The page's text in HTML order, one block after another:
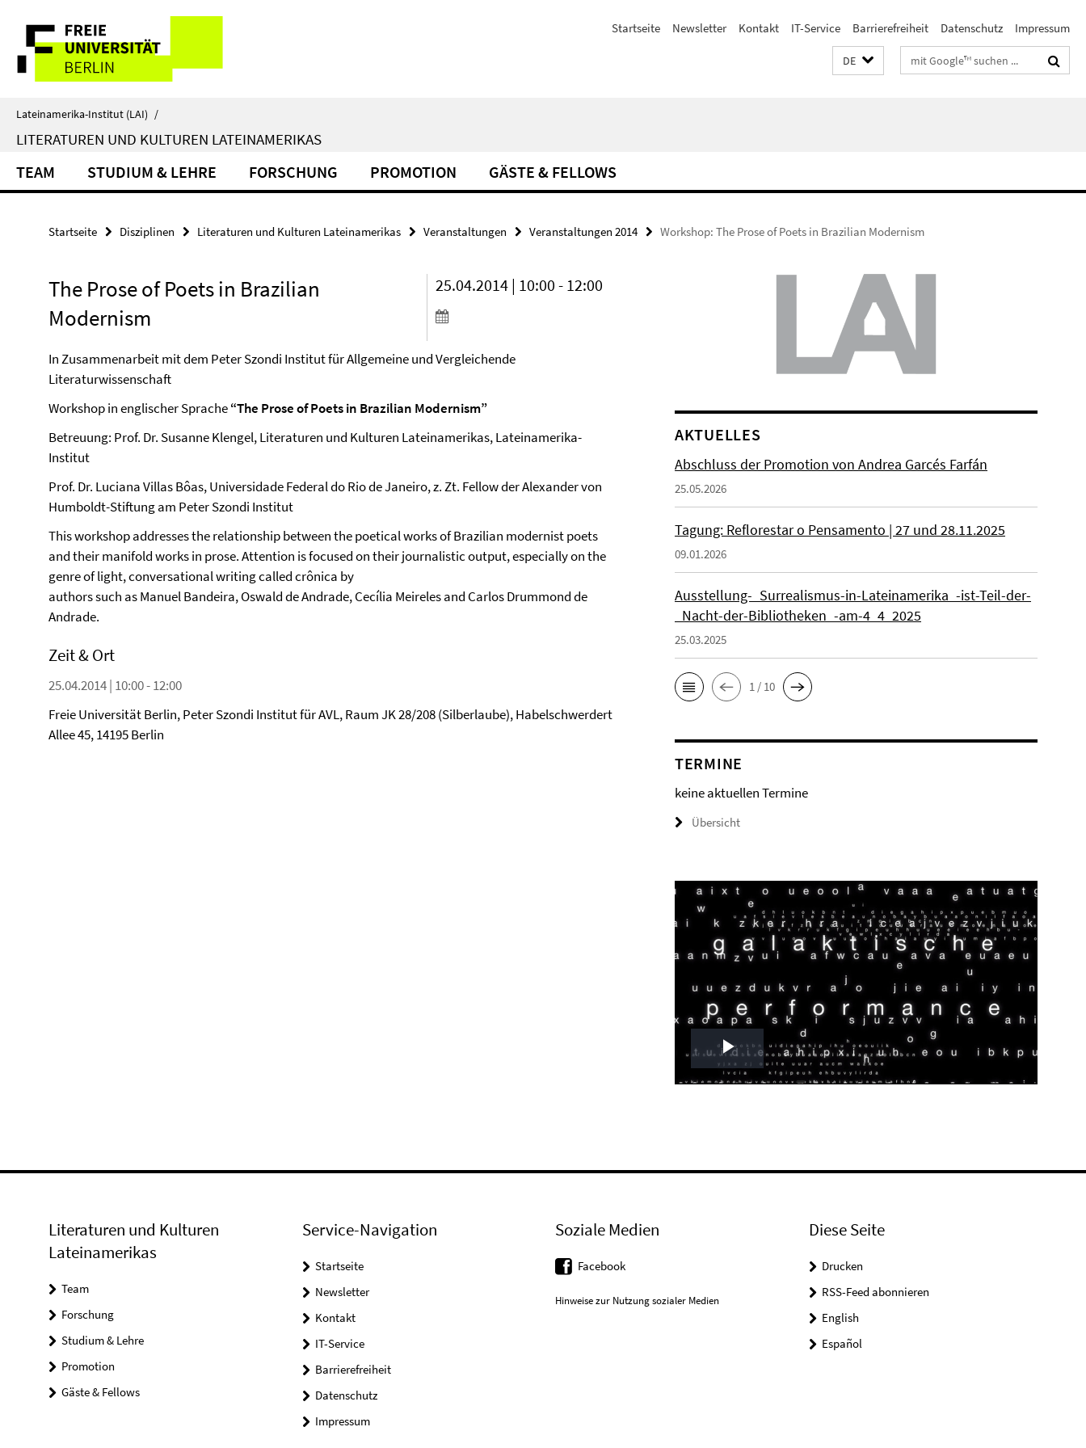
direkt
Inhalt
Service-
Navigation
Startseite Newsletter Kontakt IT-Service Barrierefreiheit Datenschutz Impressum
DE Suchbegriffe
Lateinamerika-Institut (LAI) /
LITERATUREN UND KULTUREN LATEINAMERIKAS
TEAM STUDIUM & LEHRE FORSCHUNG PROMOTION GÄSTE & FELLOWS
Startseite Disziplinen Literaturen und Kulturen Lateinamerikas Veranstaltungen Veranstaltungen 2014 Workshop: The Prose of Poets in Brazilian Modernism
The Prose of Poets in Brazilian
Modernism
25.04.2014 | 10:00 - 12:00
In Zusammenarbeit mit dem Peter Szondi Institut für Allgemeine und Vergleichende
Literaturwissenschaft
Workshop in englischer Sprache“The Prose of Poets in Brazilian Modernism”
Betreuung: Prof. Dr. Susanne Klengel, Literaturen und Kulturen Lateinamerikas, Lateinamerika-
Institut
Prof. Dr. Luciana Villas Bôas, Universidade Federal do Rio de Janeiro, z. Zt. Fellow der Alexander von
Humboldt-Stiftung am Peter Szondi Institut
This workshop addresses the relationship between the poetical works of Brazilian modernist poets
and their manifold works in prose. Attention is focused on their journalistic output, especially on the
genre of light, conversational writing called crônica by
authors such as Manuel Bandeira, Oswald de Andrade, Cecília Meireles and Carlos Drummond de
Andrade.
Zeit & Ort
25.04.2014 | 10:00 - 12:00
Freie Universität Berlin, Peter Szondi Institut für AVL, Raum JK 28/208 (Silberlaube), Habelschwerdert
Allee 45, 14195 Berlin
AKTUELLES
Abschluss der Promotion von Andrea Garcés Farfán
25.05.2026
Tagung: Reflorestar o Pensamento | 27 und 28.11.2025
09.01.2026
Ausstellung-_Surrealismus-in-Lateinamerika_-ist-Teil-der-
_Nacht-der-Bibliotheken_-am-4_4_2025
25.03.2025
1 / 10
TERMINE
keine aktuellen Termine
Übersicht
Play
Literaturen und Kulturen
Lateinamerikas
Team
Forschung
Studium & Lehre
Promotion
Gäste & Fellows
Service-Navigation
Startseite
Newsletter
Kontakt
IT-Service
Barrierefreiheit
Datenschutz
Impressum
Soziale Medien
Facebook
Hinweise zur Nutzung sozialer Medien
Diese Seite
Drucken
RSS-Feed abonnieren
English
Español